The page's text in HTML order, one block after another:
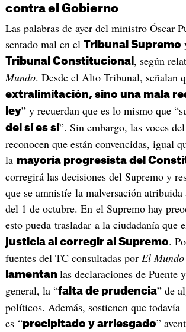
contra el Gobierno
Las palabras de ayer del ministro Óscar
sentado mal en el Tribunal Supremo
Tribunal Constitucional , según
Mundo. Desde el Alto Tribunal, señalan
extralimitación, sino una mala
ley” y recuerdan que es lo mismo que
del sí es sí”. Sin embargo, las voces
reconocen que están convencidas, igual
la mayoría progresista del
corregirá las decisiones del Supremo y
que se amnistíe la malversación
del 1 de octubre. En el Supremo hay
esto pueda trasladar a la ciudadanía que
justicia al corregir al Supremo.
fuentes del TC consultadas por El Mundo
lamentan las declaraciones de Puente
general, la “falta de prudencia” de
políticos. Además, sostienen que todavía
es “precipitado y arriesgado”